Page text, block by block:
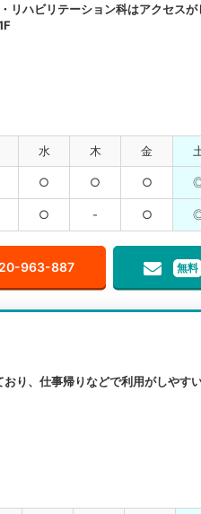
ハビリテーション科はアクセスが
水 木 金
○ ○ ○
○ - ○
963-887 無料
り、仕事帰りなどで利用がしやすい